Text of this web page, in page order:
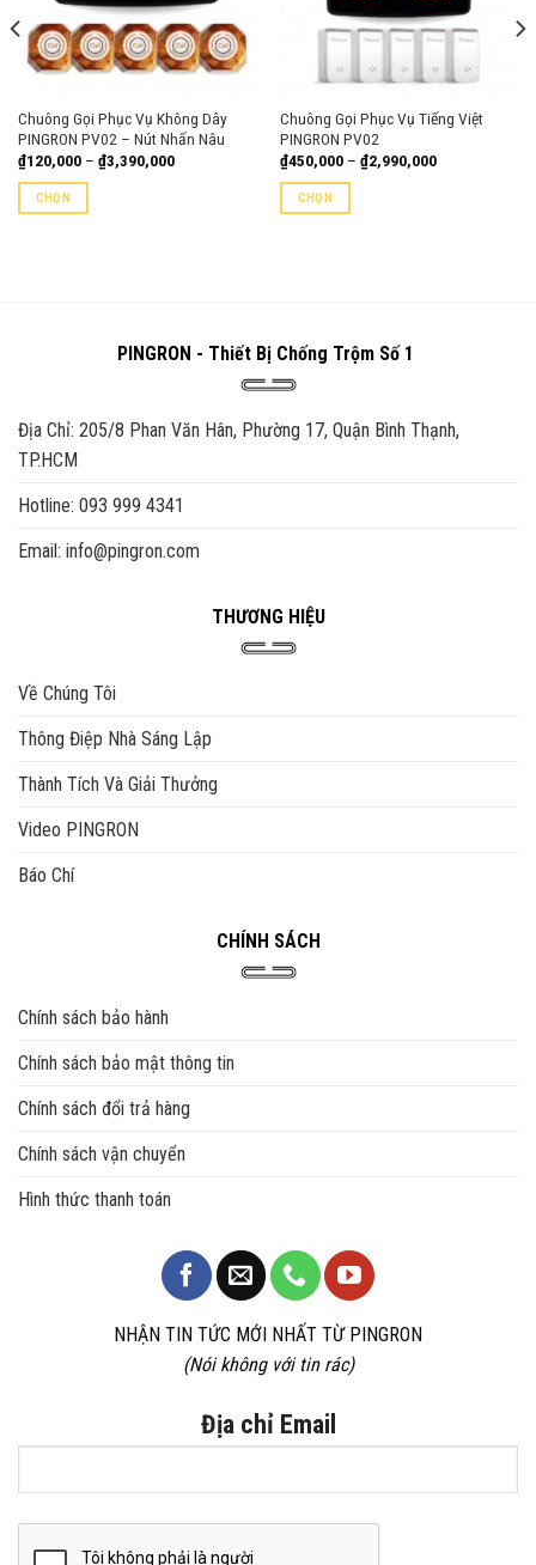
Chuông Gọi Phục Vụ Không Dây
PINGRON PV02 – Nút Nhấn Nâu
₫120,000 – ₫3,390,000Khoảng
CHỌN
tùy
chọn
thể
chọn
Chuông Gọi Phục Vụ Tiếng Việt
PINGRON PV02
₫450,000 – ₫2,990,000Khoảng
CHỌN
biến
thể.
tùy
trang
sản
phẩm
PINGRON - Thiết Bị Chống Trộm Số 1
Địa Chỉ: 205/8 Phan Văn Hân, Phường 17, Quận Bình Thạnh,
TP.HCM
Hotline: 093 999 4341
Email: info@pingron.com
THƯƠNG HIỆU
Về Chúng Tôi
Thông Điệp Nhà Sáng Lập
Thành Tích Và Giải Thưởng
Video PINGRON
Báo Chí
CHÍNH SÁCH
Chính sách bảo hành
Chính sách bảo mật thông tin
Chính sách đổi trả hàng
Chính sách vận chuyển
Hình thức thanh toán
NHẬN TIN TỨC MỚI NHẤT TỪ PINGRON
(Nói không với tin rác)
Địa chỉ Email